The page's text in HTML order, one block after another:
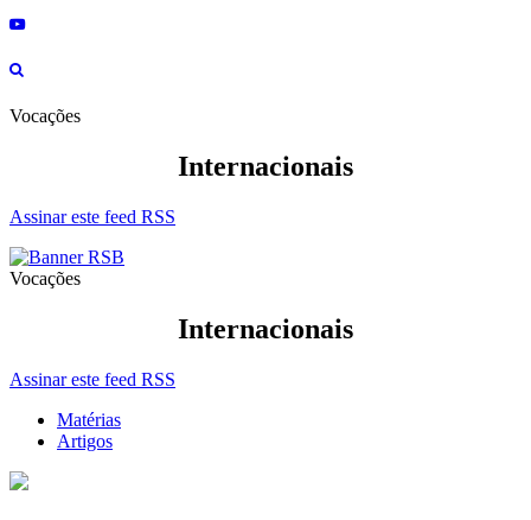
Vocações
Internacionais
Assinar este feed RSS
Vocações
Internacionais
Assinar este feed RSS
Matérias
Artigos